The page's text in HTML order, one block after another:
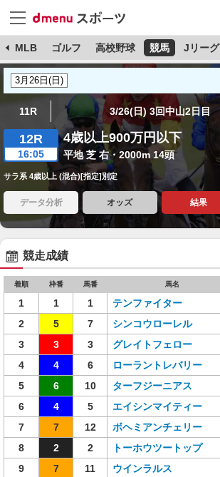
MLB ゴルフ 高校野球 競馬 Jリーグ
11R 3/26(日) 3回中山2日目
12R
16:05
4歳以上900万円以下
平地 芝 右・2000m 14頭
サラ系 4歳以上 (混合)[指定]別定
データ分析 オッズ 結果
競走成績
着順 枠番 馬番 馬名
1 1 1 テンファイター
2
5 7 シンコウローレル
3
3 3 グレイトフェロー
4
4 6 ローラントレバリー
5
6 10 ターフジーニアス
6
4 5 エイシンマイティー
7
7 12 ボヘミアンチェリー
8
2 2 トーホウツートップ
9
7 11 ウインラルス